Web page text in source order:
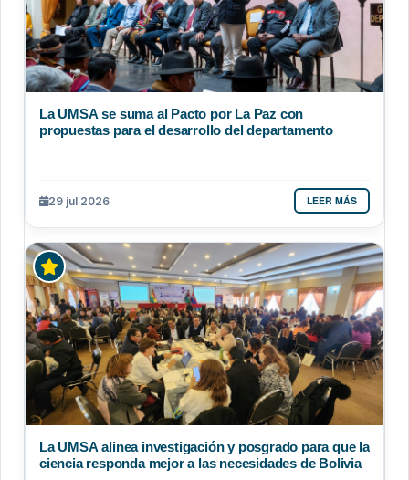
La UMSA se suma al Pacto por La Paz con
propuestas para el desarrollo del departamento
29 jul 2026 LEER MÁS
La UMSA alinea investigación y posgrado para que la
ciencia responda mejor a las necesidades de Bolivia